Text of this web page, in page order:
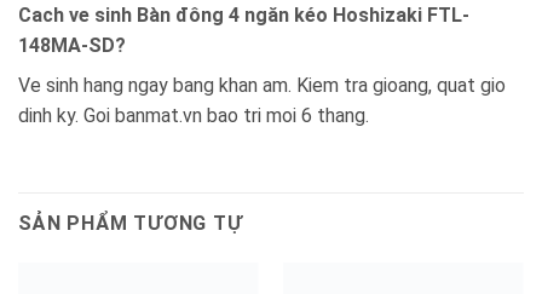
Cach ve sinh Bàn đông 4 ngăn kéo Hoshizaki FTL-
148MA-SD?
Ve sinh hang ngay bang khan am. Kiem tra gioang, quat gio
dinh ky. Goi banmat.vn bao tri moi 6 thang.
SẢN PHẨM TƯƠNG TỰ